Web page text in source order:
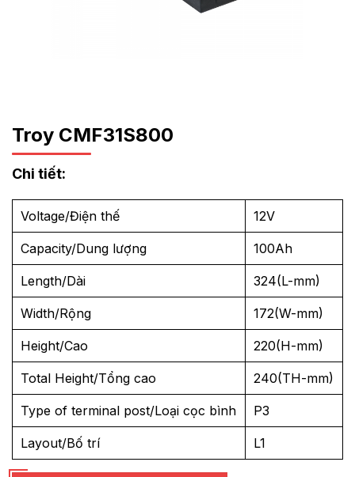
Troy CMF31S800
Chi tiết:
Voltage/Điện thế 12V
Capacity/Dung lượng 100Ah
Length/Dài 324(L-mm)
Width/Rộng 172(W-mm)
Height/Cao 220(H-mm)
Total Height/Tổng cao 240(TH-mm)
Type of terminal post/Loại cọc bình P3
Layout/Bố trí L1